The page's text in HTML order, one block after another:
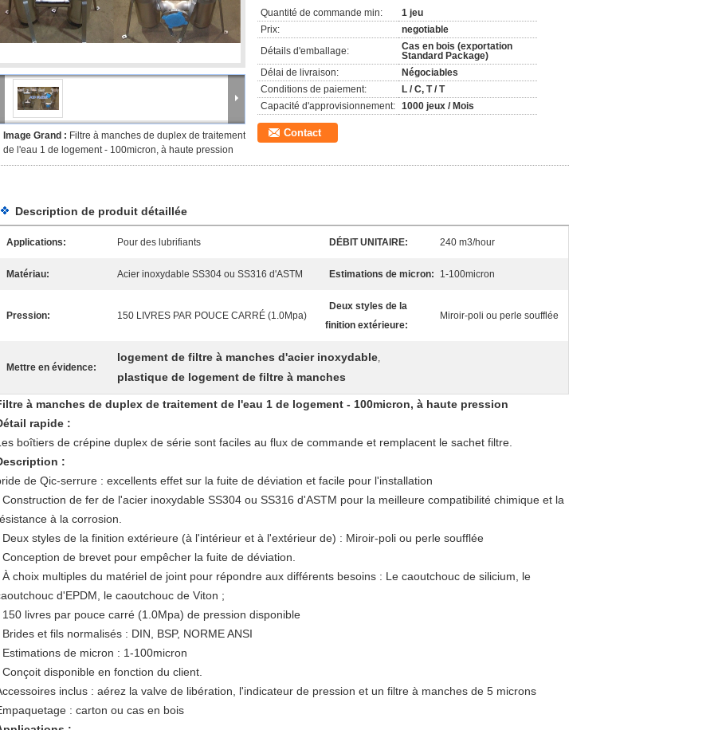
Image Grand : Filtre à manches de duplex de traitement
de l'eau 1 de logement - 100micron, à haute pression
Quantité de commande min:
1 jeu
Prix:
negotiable
Détails d'emballage:
Cas en bois (exportation
Standard Package)
Délai de livraison:
Négociables
Conditions de paiement:
L / C, T / T
Capacité d'approvisionnement: 1000 jeux / Mois
Contact
Description de produit détaillée
Applications: Pour des lubrifiants DÉBIT UNITAIRE: 240 m3/hour
Matériau: Acier inoxydable SS304 ou SS316 d'ASTM Estimations de micron: 1-100micron
Pression: 150 LIVRES PAR POUCE CARRÉ (1.0Mpa)
Deux styles de la
finition extérieure:
Miroir-poli ou perle soufflée
Mettre en évidence:
logement de filtre à manches d'acier inoxydable,
plastique de logement de filtre à manches
à manches de duplex de traitement de l'eau 1 de logement - 100micron, à haute pression
rapide :
boîtiers de crépine duplex de série sont faciles au flux de commande et remplacent le sachet filtre.
:
de Qic-serrure : excellents effet sur la fuite de déviation et facile pour l'installation
Construction de fer de l'acier inoxydable SS304 ou SS316 d'ASTM pour la meilleure compatibilité chimique et la
à la corrosion.
Deux styles de la finition extérieure (à l'intérieur et à l'extérieur de) : Miroir-poli ou perle soufflée
Conception de brevet pour empêcher la fuite de déviation.
À choix multiples du matériel de joint pour répondre aux différents besoins : Le caoutchouc de silicium, le
d'EPDM, le caoutchouc de Viton ;
150 livres par pouce carré (1.0Mpa) de pression disponible
Brides et fils normalisés : DIN, BSP, NORME ANSI
Estimations de micron : 1-100micron
Conçoit disponible en fonction du client.
inclus : aérez la valve de libération, l'indicateur de pression et un filtre à manches de 5 microns
: carton ou cas en bois